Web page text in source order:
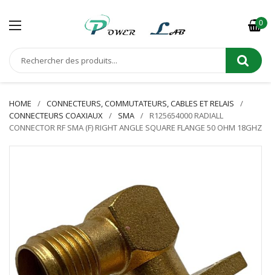
0
HOME
CONNECTEURS, COMMUTATEURS, CABLES ET RELAIS
CONNECTEURS COAXIAUX
SMA
R125654000 RADIALL
CONNECTOR RF SMA (F) RIGHT ANGLE SQUARE FLANGE 50 OHM 18GHZ